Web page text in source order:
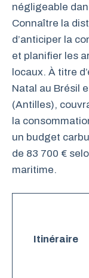
négligeable
Connaître la
d’anticiper la
et planifier les
locaux. À titre
Natal au Brésil
(Antilles),
la
un budget
de 83 700 €
maritime.
Itinéraire